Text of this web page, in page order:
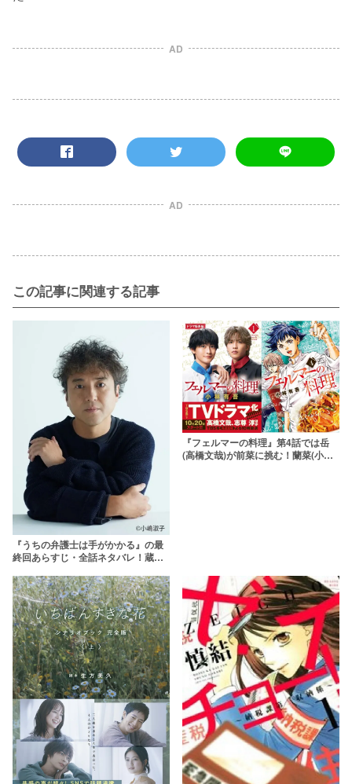
AD
AD
この記事に関連する記事
『うちの弁護士は手がかかる』の最
終回あらすじ・全話ネタバレ！蔵前
『フェルマーの料理』第4話では岳
(高橋文哉)が前菜に挑む！蘭菜(小芝